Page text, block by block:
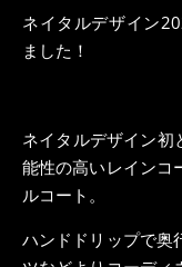
ネイタルデザイン
ました！
ネイタルデザイン
能性の高いレインコ
ルコート。
ハンドドリップで奥